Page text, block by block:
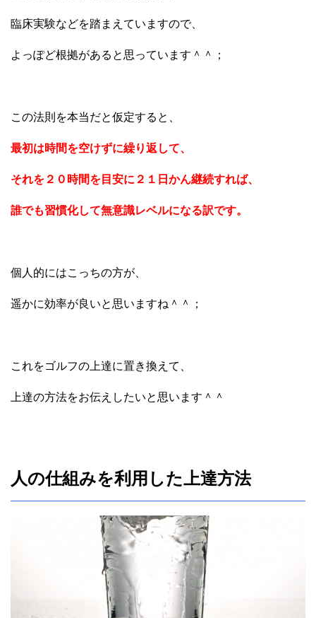
臨床実験などを踏まえていますので、
よっぽど根拠があると思っています＾＾；
この法則を本当だと仮定すると、
最初は時間を空けずに繰り返して、
それを２０時間を目安に２１日かん継続すれば、
誰でも習慣化して無意識レベルになる訳です。
個人的にはこっちの方が、
遥かに効率が良いと思いますね＾＾；
これをゴルフの上達に置き換えて、
上達の方法をお伝えしたいと思います＾＾
人の仕組みを利用した上達方法